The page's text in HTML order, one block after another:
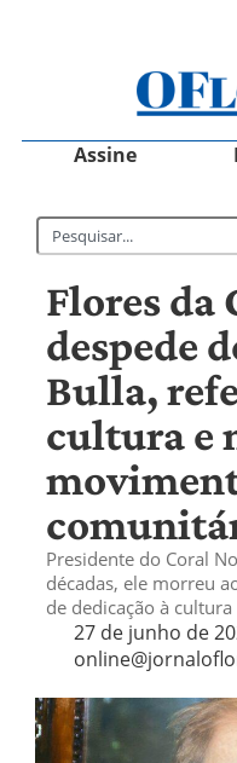
Assine
Flores da
despede
Bulla,
cultura e
Presidente do Coral
décadas, ele morreu
de dedicação à
27 de junho de